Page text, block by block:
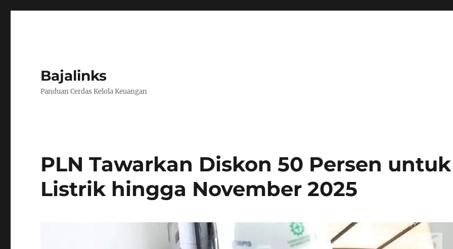
Bajalinks
Panduan Cerdas Kelola Keuangan
PLN Tawarkan Diskon 50 Persen untuk
Listrik hingga November 2025